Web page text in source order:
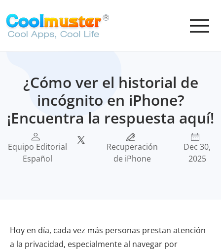
¿Cómo ver el historial de
incógnito en iPhone?
¡Encuentra la respuesta aquí!
Equipo Editorial
Español
Recuperación
de iPhone
Dec 30,
2025
Hoy en día, cada vez más personas prestan atención
a la privacidad, especialmente al navegar por